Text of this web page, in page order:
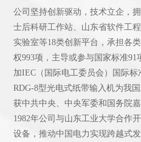
公司坚持创新驱动，技术立企，
士后科研工作站、山东省软件工
实验室等18类创新平台，承担各
权993项，主导或参与国家标准
加IEC（国际电工委员会）国际
RDG-8型光电式纸带输入机为我
获中共中央、中央军委和国务院
1982年公司与山东工业大学合作
设备，推动中国电力实现跨越式